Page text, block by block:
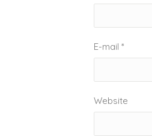
E-mail *
Website